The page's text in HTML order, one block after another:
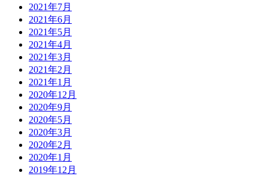
2021年7月
2021年6月
2021年5月
2021年4月
2021年3月
2021年2月
2021年1月
2020年12月
2020年9月
2020年5月
2020年3月
2020年2月
2020年1月
2019年12月